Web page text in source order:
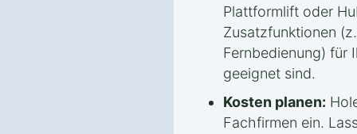
Plattformlift oder
Zusatzfunktionen
Fernbedienung) für
geeignet sind.
Kosten planen:
Fachfirmen ein.